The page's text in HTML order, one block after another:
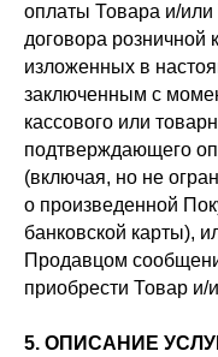
оплаты Товара и/или
договора розничной
изложенных в
заключенным с
кассового или
подтверждающего
(включая, но не
о произведенной
банковской карты),
Продавцом
приобрести Товар и/
5. ОПИСАНИЕ